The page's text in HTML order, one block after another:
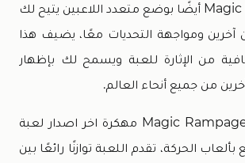
تتميز Magic Rampage أيضًا بوضع متعدد اللاعبين يتيح لك
آخرين ومواجهة التحديات معًا، يضيف هذا
من الإثارة للعبة ويسمح لك بإظهار
من جميع أنحاء العالم.
بشكل عام، تعد Magic Rampage مهكرة اخر اصدار لعبة
الحركة، تقدم اللعبة توازنًا رائعًا بين